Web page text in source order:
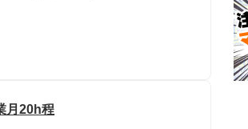
月20h程